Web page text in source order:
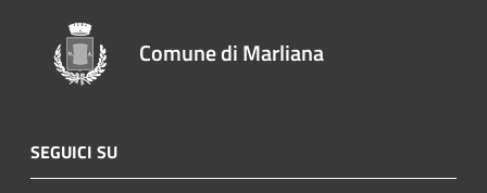
Comune di Marliana
SEGUICI SU